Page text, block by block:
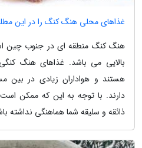
غذاهای محلی هنگ کنگ را در این
هنگ کنگ منطقه ای در جنوب چین
بالایی می باشد. غذاهای هنگ
هستند و هواداران زیادی در بین
دارند. با توجه به این که ممکن
ذائقه و سلیقه شما هماهنگی نداشته